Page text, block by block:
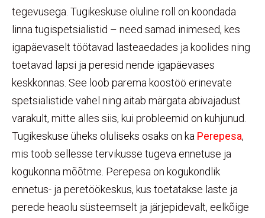
tegevusega. Tugikeskuse oluline roll on koondada
linna tugispetsialistid – need samad inimesed, kes
igapäevaselt töötavad lasteaedades ja koolides ning
toetavad lapsi ja peresid nende igapäevases
keskkonnas. See loob parema koostöö erinevate
spetsialistide vahel ning aitab märgata abivajadust
varakult, mitte alles siis, kui probleemid on kuhjunud.
Tugikeskuse üheks oluliseks osaks on ka Perepesa,
mis toob sellesse tervikusse tugeva ennetuse ja
kogukonna mõõtme. Perepesa on kogukondlik
ennetus- ja peretöökeskus, kus toetatakse laste ja
perede heaolu süsteemselt ja järjepidevalt, eelkõige